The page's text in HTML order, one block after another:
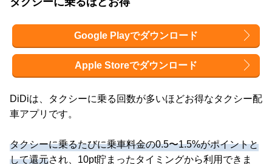
Google Playでダウンロード
Apple Storeでダウンロード
DiDiは、タクシーに乗る回数が多いほどお得なタクシー配
車アプリです。
タクシーに乗るたびに乗車料金の0.5〜1.5%がポイントと
して還元され、10pt貯まったタイミングから利用できま